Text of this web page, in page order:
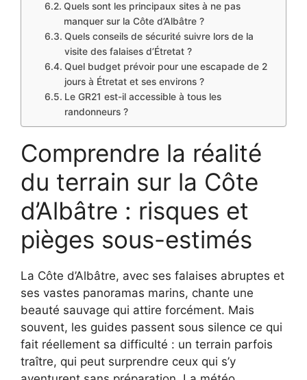
Quels sont les principaux sites à ne pas
manquer sur la Côte d’Albâtre ?
Quels conseils de sécurité suivre lors de la
visite des falaises d’Étretat ?
Quel budget prévoir pour une escapade de 2
jours à Étretat et ses environs ?
Le GR21 est-il accessible à tous les
randonneurs ?
Comprendre la réalité
du terrain sur la Côte
d’Albâtre : risques et
pièges sous-estimés
La Côte d’Albâtre, avec ses falaises abruptes et
ses vastes panoramas marins, chante une
beauté sauvage qui attire forcément. Mais
souvent, les guides passent sous silence ce qui
fait réellement sa difficulté : un terrain parfois
traître, qui peut surprendre ceux qui s’y